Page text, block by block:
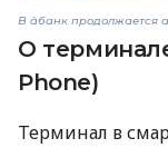
В àбанк продолжается
О
Phone)
Терминал в